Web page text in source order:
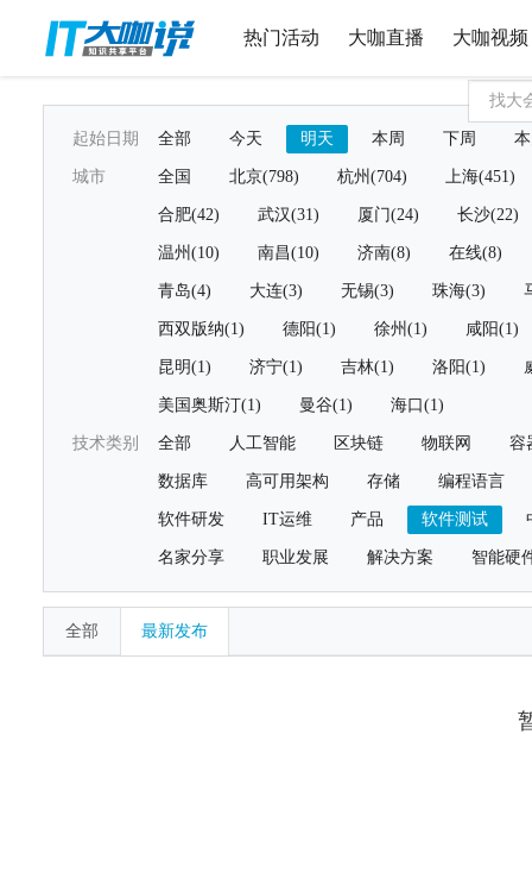
热门活动 大咖直播 大咖视频
起始日期 全部 今天 明天 本周 下周
城市 全国 北京(798) 杭州(704) 上海(451)
合肥(42) 武汉(31) 厦门(24) 长沙(22)
温州(10) 南昌(10) 济南(8) 在线(8)
青岛(4) 大连(3) 无锡(3) 珠海(3)
西双版纳(1) 德阳(1) 徐州(1) 咸阳(1)
昆明(1) 济宁(1) 吉林(1) 洛阳(1)
美国奥斯汀(1) 曼谷(1) 海口(1)
技术类别 全部 人工智能 区块链 物联网 容
数据库 高可用架构 存储 编程语言
软件研发 IT运维 产品 软件测试
名家分享 职业发展 解决方案 智能硬
全部 最新发布